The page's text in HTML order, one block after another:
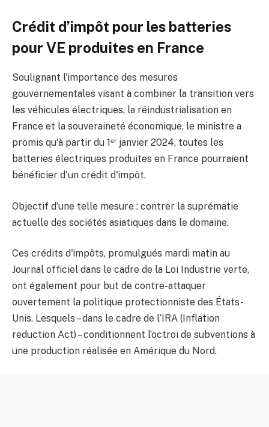
Crédit d’impôt pour les batteries
pour VE produites en France
Soulignant l'importance des mesures
gouvernementales visant à combiner la transition vers
les véhicules électriques, la réindustrialisation en
France et la souveraineté économique, le ministre a
promis qu'à partir du 1ᵉʳ janvier 2024, toutes les
batteries électriques produites en France pourraient
bénéficier d'un crédit d'impôt.
Objectif d’une telle mesure : contrer la suprématie
actuelle des sociétés asiatiques dans le domaine.
Ces crédits d'impôts, promulgués mardi matin au
Journal officiel dans le cadre de la Loi Industrie verte,
ont également pour but de contre-attaquer
ouvertement la politique protectionniste des États-
Unis. Lesquels – dans le cadre de l‘IRA (Inflation
reduction Act) – conditionnent l’octroi de subventions à
une production réalisée en Amérique du Nord.